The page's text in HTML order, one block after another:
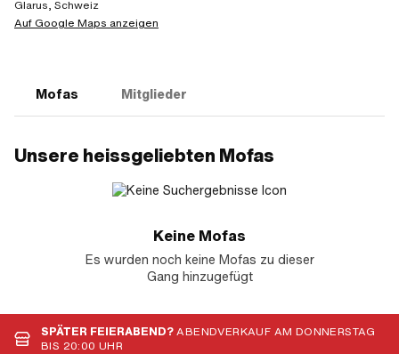
Glarus, Schweiz
Auf Google Maps anzeigen
Mofas Mitglieder
Unsere heissgeliebten Mofas
Keine Mofas
Es wurden noch keine Mofas zu dieser
Gang hinzugefügt
SPÄTER FEIERABEND?ABENDVERKAUF AM DONNERSTAG
BIS 20:00 UHR